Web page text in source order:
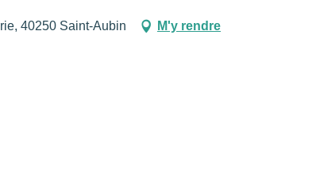
40250 Saint-Aubin M'y rendre